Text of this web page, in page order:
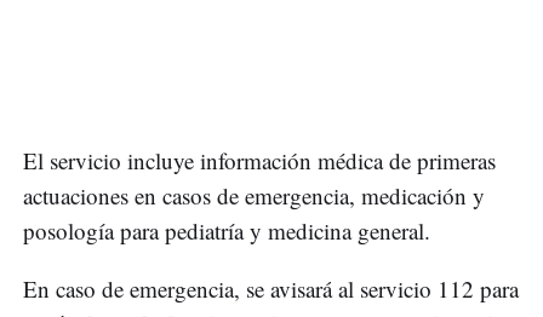
El servicio incluye información médica de primeras
actuaciones en casos de emergencia, medicación y
posología para pediatría y medicina general.
En caso de emergencia, se avisará al servicio 112 para